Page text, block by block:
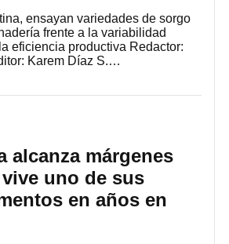
ensayan variedades de sorgo
frente a la variabilidad
eficiencia productiva Redactor:
Karem Díaz S.…
alcanza márgenes
uno de sus
en años en